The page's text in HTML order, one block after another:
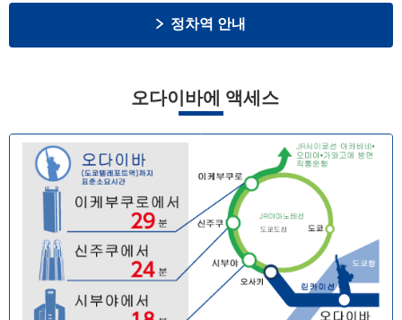
정차역 안내
오다이바에 액세스